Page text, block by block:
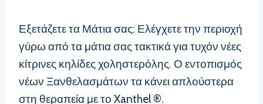
Εξετάζετε τα Μάτια σας: Ελέγχετε την περιοχή
γύρω από τα μάτια σας τακτικά για τυχόν νέες
κίτρινες κηλίδες χοληστερόλης. Ο εντοπισμός
νέων Ξανθελασμάτων τα κάνει απλούστερα
στη θεραπεία με το Xanthel ®.